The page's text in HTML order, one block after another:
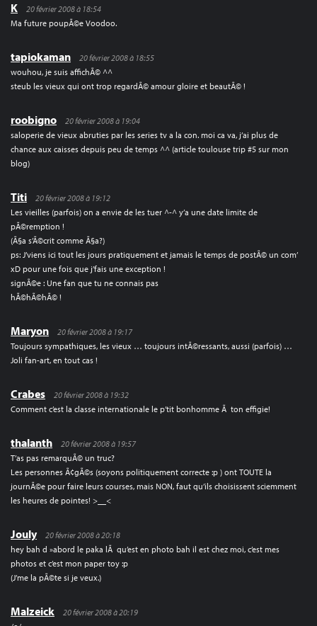
K
20 février 2008 à 18:54
Ma future poupÃ©e Voodoo.
tapiokaman
20 février 2008 à 18:55
wouhou, je suis affichÃ© ^^
steub les vieux qui ont trop regardÃ© amour gloire et beautÃ© !
roobigno
20 février 2008 à 19:04
saloperie de vieux abruties par les series tv a la con. moi ca va, j’ai plus de
chance aux caisses depuis peu de temps ^^ (article toulouse trip #5 sur mon
blog)
Titi
20 février 2008 à 19:12
Les vieilles (parfois) on a envie de les tuer ^-^ y’a une date limite de
pÃ©remption !
(Ã§a s’Ã©crit comme Ã§a?)
ps: J’viens ici tout les jours pratiquement et jamais le temps de postÃ© un com’
xD pour une fois que j’fais une exception !
signÃ©e : Une fan que tu ne connais pas
hÃ©hÃ©hÃ© !
Maryon
20 février 2008 à 19:17
Toujours sympathiques, les vieux … toujours intÃ©ressants, aussi (parfois) …
Joli fan-art, en tout cas !
Crabes
20 février 2008 à 19:32
Comment c’est la classe internationale le p’tit bonhomme Ã ton effigie!
thalanth
20 février 2008 à 19:57
T’as pas remarquÃ© un truc?
Les personnes Ã¢gÃ©s (soyons politiquement correcte :p ) ont TOUTE la
journÃ©e pour faire leurs courses, mais NON, faut qu’ils choisissent sciemment
les heures de pointes! >__<
Jouly
20 février 2008 à 20:18
hey bah d »abord le paka lÃ qu’est en photo bah il est chez moi, c’est mes
photos et c’est mon paper toy :p
(J’me la pÃ©te si je veux.)
Malzeick
20 février 2008 à 20:19